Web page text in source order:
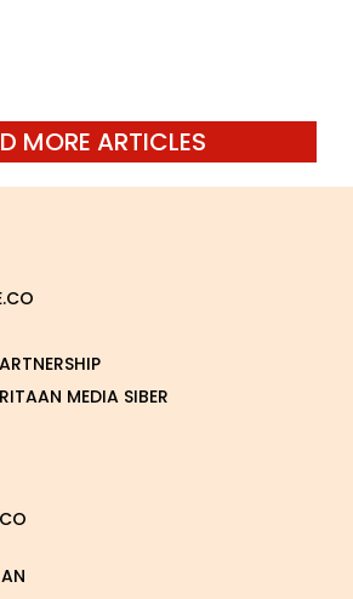
MORE ARTICLES
MEDIA SIBER